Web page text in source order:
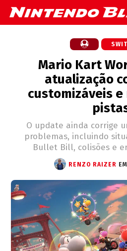
Mario Kart
atualização
customizáveis
O update ainda corrige
problemas, incluindo
Bullet Bill, colisões e
RENZO RAIZER